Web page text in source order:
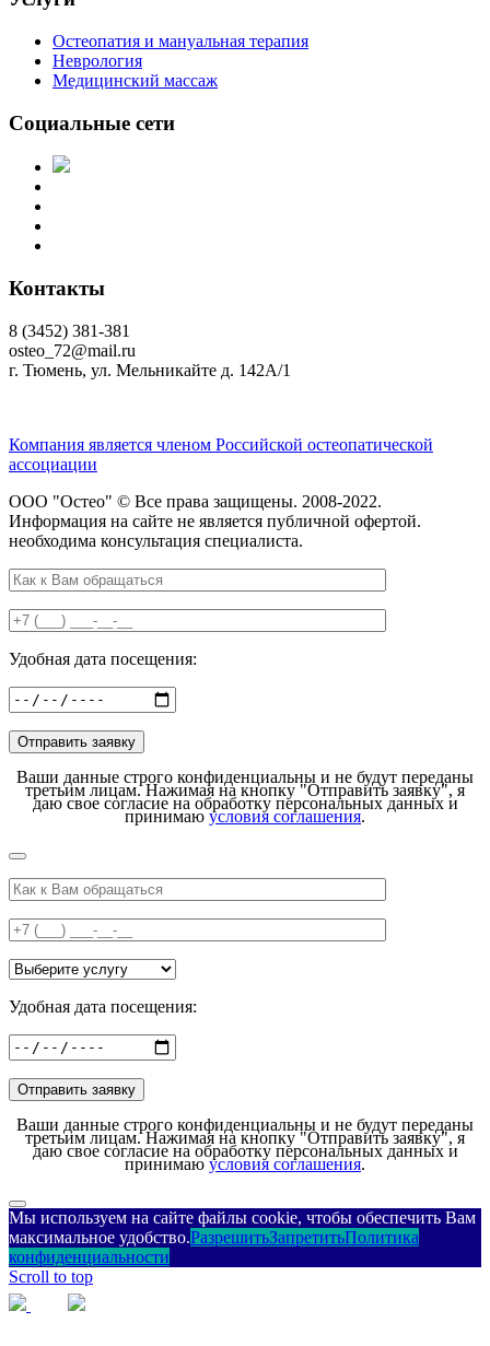
Остеопатия и мануальная терапия
Неврология
Медицинский массаж
Социальные сети
Контакты
8 (3452) 381-381
osteo_72@mail.ru
г. Тюмень, ул. Мельникайте д. 142А/1
Компания является членом Российской остеопатической
ассоциации
ООО "Остео" © Все права защищены. 2008-2022.
Информация на сайте не является публичной офертой.
необходима консультация специалиста.
Удобная дата посещения:
Ваши данные строго конфиденциальны и не будут переданы
третьим лицам. Нажимая на кнопку "Отправить заявку", я
даю свое согласие на обработку персональных данных и
принимаю условия соглашения.
Удобная дата посещения:
Ваши данные строго конфиденциальны и не будут переданы
третьим лицам. Нажимая на кнопку "Отправить заявку", я
даю свое согласие на обработку персональных данных и
принимаю условия соглашения.
Мы используем на сайте файлы cookie, чтобы обеспечить Вам
максимальное удобство.РазрешитьЗапретитьПолитика
конфиденциальности
Scroll to top